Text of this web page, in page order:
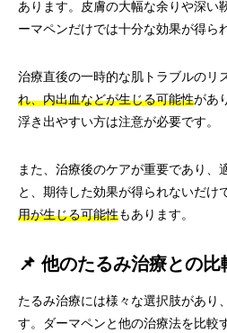
あります。皮膚の大幅な余りや深い
ーマペンだけでは十分な効果が得ら
治療直後の一時的な肌トラブルのリ
れ、内出血などが生じる可能性があ
浮き出やすい方は注意が必要です。
また、治療後のケアが重要であり、
と、期待した効果が得られないだけ
用が生じる可能性もあります。
📌 他のたるみ治療との比
たるみ治療には様々な選択肢があり
す。ダーマペンと他の治療法を比較